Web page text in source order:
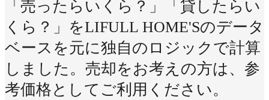
「売ったらいくら？」「貸したらい
くら？」をLIFULL HOME'Sのデータ
ベースを元に独自のロジックで計算
しました。売却をお考えの方は、参
考価格としてご利用ください。